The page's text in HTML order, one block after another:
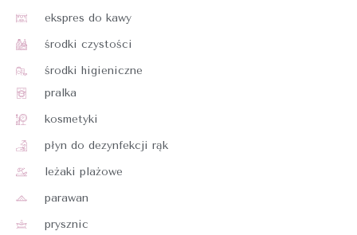
ekspres do kawy
środki czystości
środki higieniczne
pralka
kosmetyki
płyn do dezynfekcji rąk
leżaki plażowe
parawan
prysznic